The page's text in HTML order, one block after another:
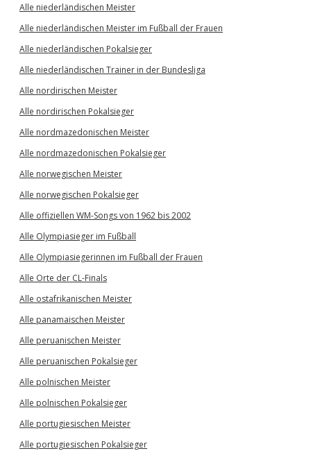
Alle niederländischen Meister
Alle niederländischen Meister im Fußball der Frauen
Alle niederländischen Pokalsieger
Alle niederländischen Trainer in der Bundesliga
Alle nordirischen Meister
Alle nordirischen Pokalsieger
Alle nordmazedonischen Meister
Alle nordmazedonischen Pokalsieger
Alle norwegischen Meister
Alle norwegischen Pokalsieger
Alle offiziellen WM-Songs von 1962 bis 2002
Alle Olympiasieger im Fußball
Alle Olympiasiegerinnen im Fußball der Frauen
Alle Orte der CL-Finals
Alle ostafrikanischen Meister
Alle panamaischen Meister
Alle peruanischen Meister
Alle peruanischen Pokalsieger
Alle polnischen Meister
Alle polnischen Pokalsieger
Alle portugiesischen Meister
Alle portugiesischen Pokalsieger